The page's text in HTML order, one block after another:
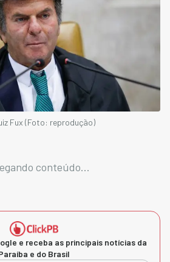
Fux (Foto: reprodução)
conteúdo...
e receba as principais notícias da
e do Brasil